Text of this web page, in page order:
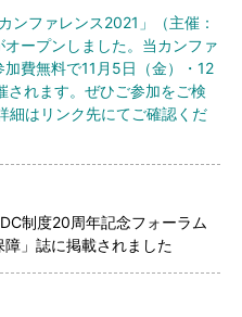
ンファレンス2021」（主催：
ープンしました。当カンファ
費無料で11月5日（金）・12
されます。ぜひご参加をご検
細はリンク先にてご確認くだ
制度20周年記念フォーラム
」誌に掲載されました